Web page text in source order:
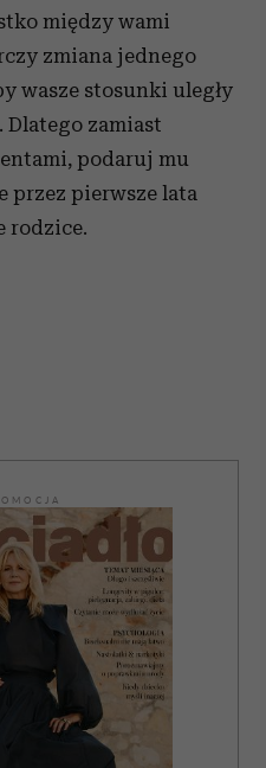
między wami
zmiana jednego
wasze stosunki uległy
zamiast
podaruj mu
przez pierwsze lata
rodzice.